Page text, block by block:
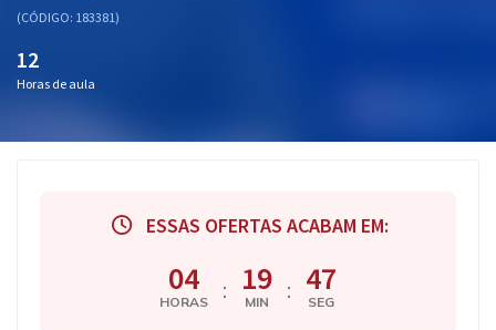
Aprovados
Atendimento
(CÓDIGO: 183381)
12
Horas de aula
ESSAS OFERTAS ACABAM EM:
04
HORAS : 19
MIN : 46
SEG